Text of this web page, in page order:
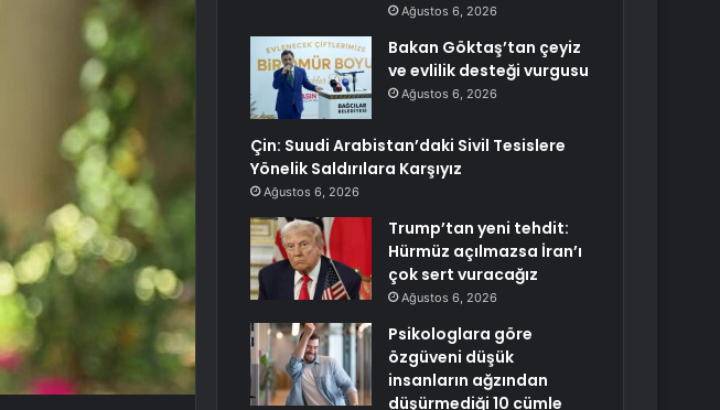
Ağustos 6, 2026
Bakan Göktaş’tan çeyiz
ve evlilik desteği vurgusu
Ağustos 6, 2026
Çin: Suudi Arabistan’daki Sivil Tesislere
Yönelik Saldırılara Karşıyız
Ağustos 6, 2026
Trump’tan yeni tehdit:
Hürmüz açılmazsa İran’ı
çok sert vuracağız
Ağustos 6, 2026
Psikologlara göre
özgüveni düşük
insanların ağzından
düşürmediği 10 cümle